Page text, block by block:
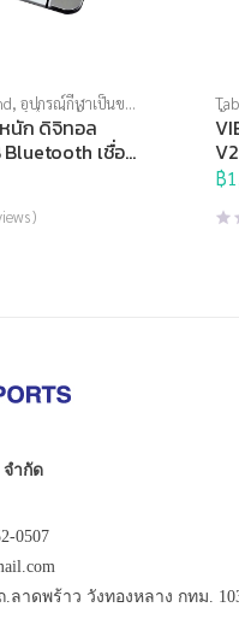
, อุปกรณ์กีฬาเป็นของ
,เครื่องชั่งน้ำหนัก
หนัก ดิจิทอล
Bluetooth เชื่อม
)
น้ำ,
฿
ำกัด
0507
ลาดพร้าว วังทองหลาง กทม.